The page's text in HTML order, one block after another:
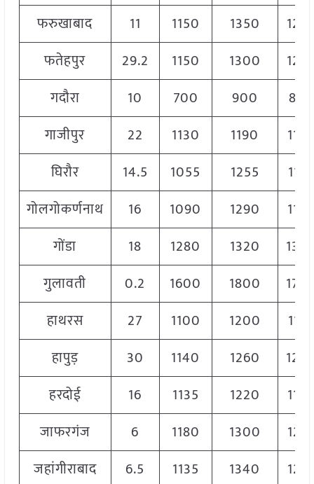
फरुखाबाद
11 1150 1350
फतेहपुर
29.2 1150 1300
गदौरा
10 700 900
800
गाजीपुर
22 1130 1190
घिरौर
14.5 1055 1255
गोलगोकर्णनाथ
16 1090 1290
गोंडा
18 1280 1320
गुलावती
0.2 1600 1800
हाथरस
27 1100 1200
हापुड़
30 1140 1260
हरदोई
16 1135 1220
जाफरगंज
6 1180 1300
जहांगीराबाद
6.5 1135 1340